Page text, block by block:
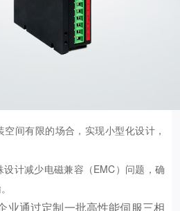
空间有限的场合，实现小型化设计，
设计减少电磁兼容（EMC）问题，确
业通过定制一批高性能伺服三相